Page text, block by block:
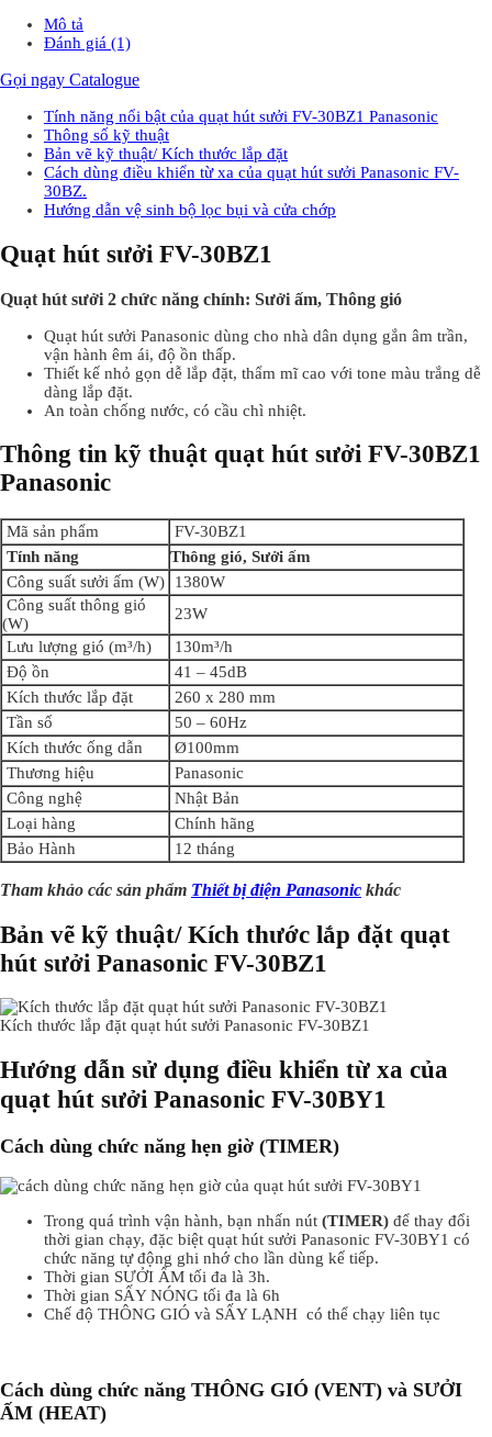
Mô tả
Đánh giá (1)
Gọi ngay Catalogue
Tính năng nổi bật của quạt hút sưởi FV-30BZ1 Panasonic
Thông số kỹ thuật
Bản vẽ kỹ thuật/ Kích thước lắp đặt
Cách dùng điều khiển từ xa của quạt hút sưởi Panasonic FV-
30BZ.
Hướng dẫn vệ sinh bộ lọc bụi và cửa chớp
Quạt hút sưởi FV-30BZ1
Quạt hút sưởi 2 chức năng chính: Sưởi ấm, Thông gió
Quạt hút sưởi Panasonic dùng cho nhà dân dụng gắn âm trần,
vận hành êm ái, độ ồn thấp.
Thiết kế nhỏ gọn dễ lắp đặt, thẩm mĩ cao với tone màu trắng dễ
dàng lắp đặt.
An toàn chống nước, có cầu chì nhiệt.
Thông tin kỹ thuật quạt hút sưởi FV-30BZ1
Panasonic
Mã sản phẩm
FV-30BZ1
Tính năng
Thông gió, Sưởi ấm
Công suất sưởi ấm (W)
1380W
Công suất thông gió
(W)
23W
Lưu lượng gió (m³/h)
130m³/h
Độ ồn
41 – 45dB
Kích thước lắp đặt
260 x 280 mm
Tần số
50 – 60Hz
Kích thước ống dẫn
Ø100mm
Thương hiệu
Panasonic
Công nghệ
Nhật Bản
Loại hàng
Chính hãng
Bảo Hành
12 tháng
Tham khảo các sản phẩm Thiết bị điện Panasonic khác
Bản vẽ kỹ thuật/ Kích thước lắp đặt quạt
hút sưởi Panasonic FV-30BZ1
Kích thước lắp đặt quạt hút sưởi Panasonic FV-30BZ1
Hướng dẫn sử dụng điều khiển từ xa của
quạt hút sưởi Panasonic FV-30BY1
Cách dùng chức năng hẹn giờ (TIMER)
Trong quá trình vận hành, bạn nhấn nút (TIMER) để thay đổi
thời gian chạy, đặc biệt quạt hút sưởi Panasonic FV-30BY1 có
chức năng tự động ghi nhớ cho lần dùng kế tiếp.
Thời gian SƯỞI ẤM tối đa là 3h.
Thời gian SẤY NÓNG tối đa là 6h
Chế độ THÔNG GIÓ và SẤY LẠNH có thể chạy liên tục
Cách dùng chức năng THÔNG GIÓ (VENT) và SƯỞI
ẤM (HEAT)